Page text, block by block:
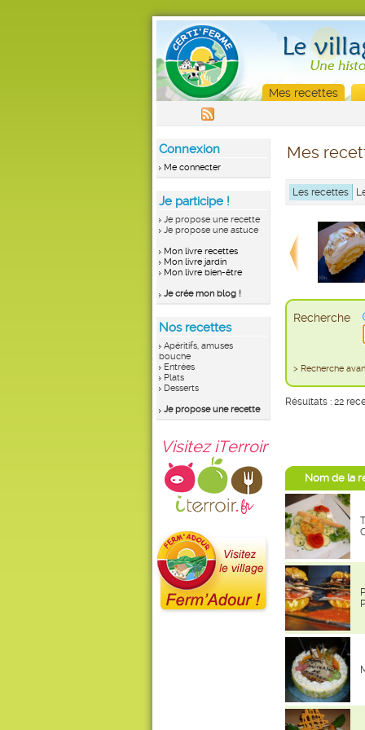
Mes recettes
Connexion
Me connecter
Je participe !
Je propose une recette
Je propose une astuce
Mon livre recettes
Mon livre jardin
Mon livre bien-être
Je crée mon blog !
Nos recettes
Apéritifs, amuses
bouche
Entrées
Plats
Desserts
Je propose une recette
Visitez iTerroir
Mes
Les recettes
Recherche
> Recherche
Résultats : 22
Nom de la